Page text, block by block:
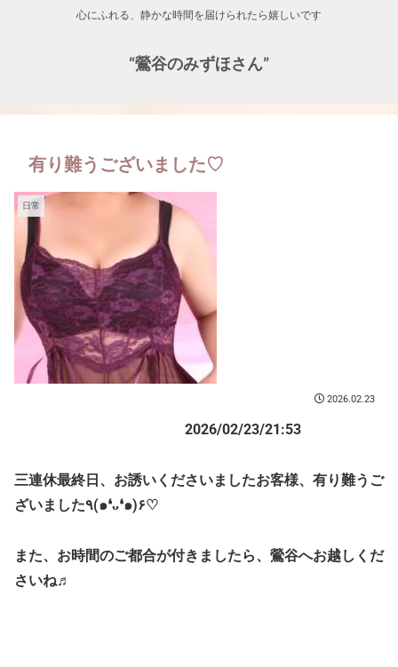
心にふれる、静かな時間を届けられたら嬉しいです
“鶯谷のみずほさん”
有り難うございました♡
日常
2026.02.23
2026/02/23/21:53
三連休最終日、お誘いくださいましたお客様、有り難うご
ざいました٩(๑❛ᴗ❛๑)۶♡
また、お時間のご都合が付きましたら、鶯谷へお越しくだ
さいね♬